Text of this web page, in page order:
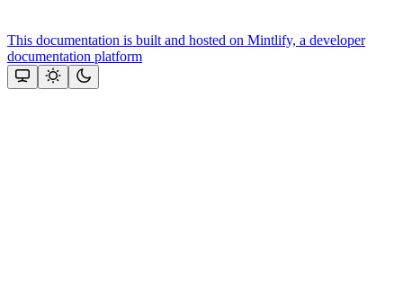
This documentation is built and hosted on Mintlify, a developer
documentation platform